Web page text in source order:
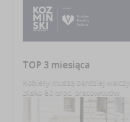
TOP 3 miesiąca
Kobiety muszą bardziej
blisko 80 proc. pracowników